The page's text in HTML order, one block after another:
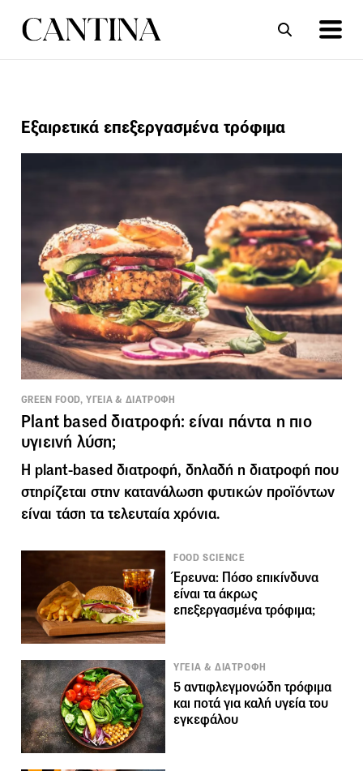
ΣΥΝΤΑΓΕΣ ΑΡΘΡΑ
Εξαιρετικά επεξεργασμένα τρόφιμα
GREEN FOOD, ΥΓΕΙΑ & ΔΙΑΤΡΟΦΗ
Plant based διατροφή: είναι πάντα η πιο
υγιεινή λύση;
Η plant-based διατροφή, δηλαδή η διατροφή που
στηρίζεται στην κατανάλωση φυτικών προïόντων
είναι τάση τα τελευταία χρόνια.
FOOD SCIENCE
Έρευνα: Πόσο επικίνδυνα
είναι τα άκρως
επεξεργασμένα τρόφιμα;
ΥΓΕΙΑ & ΔΙΑΤΡΟΦΗ
5 αντιφλεγμονώδη τρόφιμα
και ποτά για καλή υγεία του
εγκεφάλου